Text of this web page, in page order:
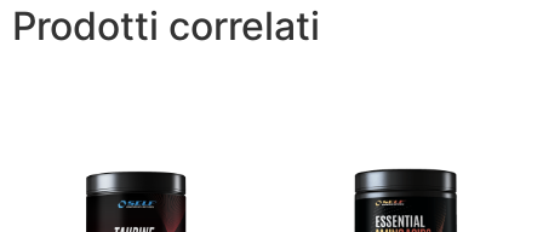
Prodotti correlati